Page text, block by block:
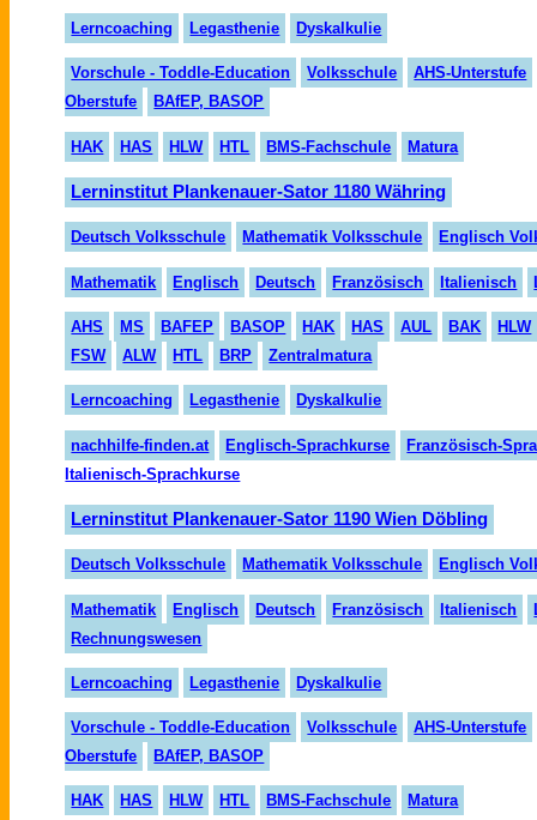
Lerncoaching Legasthenie Dyskalkulie
Vorschule - Toddle-Education Volksschule
AHS-Unterstufe
Oberstufe
BAfEP, BASOP
HAK HAS HLW HTL BMS-Fachschule Matura
Lerninstitut Plankenauer-Sator 1180 Währing
Deutsch Volksschule Mathematik Volksschule Englisch
Mathematik Englisch Deutsch Französisch Italienisch
AHS MS BAFEP BASOP HAK HAS AUL BAK
HLW
FSW
ALW HTL BRP Zentralmatura
Lerncoaching Legasthenie Dyskalkulie
nachhilfe-finden.at Englisch-Sprachkurse
Französisch-
Italienisch-Sprachkurse
Lerninstitut Plankenauer-Sator 1190 Wien Döbling
Deutsch Volksschule Mathematik Volksschule Englisch
Mathematik Englisch Deutsch Französisch Italienisch
Rechnungswesen
Lerncoaching Legasthenie Dyskalkulie
Vorschule - Toddle-Education Volksschule
AHS-Unterstufe
Oberstufe
BAfEP, BASOP
HAK HAS HLW HTL BMS-Fachschule Matura